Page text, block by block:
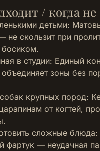
/ когда не
детьми:
не скользит при
босиком.
в студии: Единый
зоны без
крупных пород:
от когтей,
сложные
фартук — неудачная